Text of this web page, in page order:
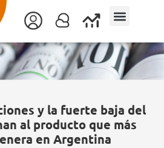
y la fuerte baja del
al producto que más
en Argentina